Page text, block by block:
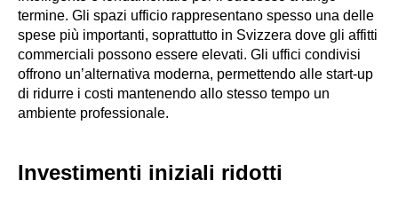
termine. Gli spazi ufficio rappresentano spesso una delle
spese più importanti, soprattutto in Svizzera dove gli affitti
commerciali possono essere elevati. Gli uffici condivisi
offrono un’alternativa moderna, permettendo alle start-up
di ridurre i costi mantenendo allo stesso tempo un
ambiente professionale.
Investimenti iniziali ridotti